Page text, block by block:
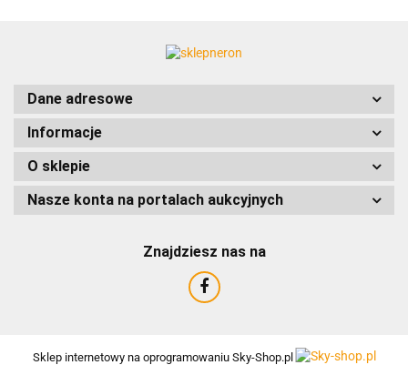
AMTRA
Dane adresowe
Informacje
O sklepie
Nasze konta na portalach aukcyjnych
Znajdziesz nas na
Sklep internetowy na oprogramowaniu Sky-Shop.pl